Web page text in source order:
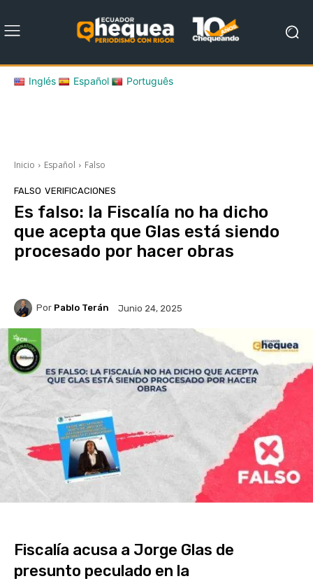
Inglés Español Português
Inicio Español Falso
FALSO VERIFICACIONES
Es falso: la Fiscalía no ha dicho
que acepta que Glas está siendo
procesado por hacer obras
Por Pablo Terán Junio 24, 2025
Fiscalía acusa a Jorge Glas de
presunto peculado en la